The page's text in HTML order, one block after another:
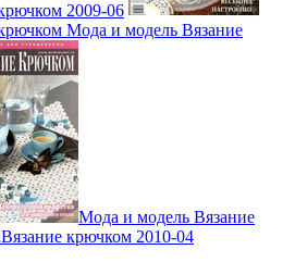
2009-06
Мода и модель Вязание
Мода и модель Вязание
крючком 2010-04